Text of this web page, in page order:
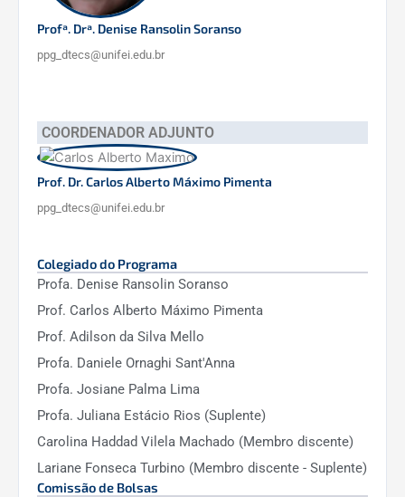
Profª. Drª. Denise Ransolin Soranso
ppg_dtecs@unifei.edu.br
COORDENADOR ADJUNTO
Prof. Dr. Carlos Alberto Máximo Pimenta
ppg_dtecs@unifei.edu.br
Colegiado do Programa
Profa. Denise Ransolin Soranso
Prof. Carlos Alberto Máximo Pimenta
Prof. Adilson da Silva Mello
Profa. Daniele Ornaghi Sant'Anna
Profa. Josiane Palma Lima
Profa. Juliana Estácio Rios (Suplente)
Carolina Haddad Vilela Machado (Membro discente)
Lariane Fonseca Turbino (Membro discente - Suplente)
Comissão de Bolsas